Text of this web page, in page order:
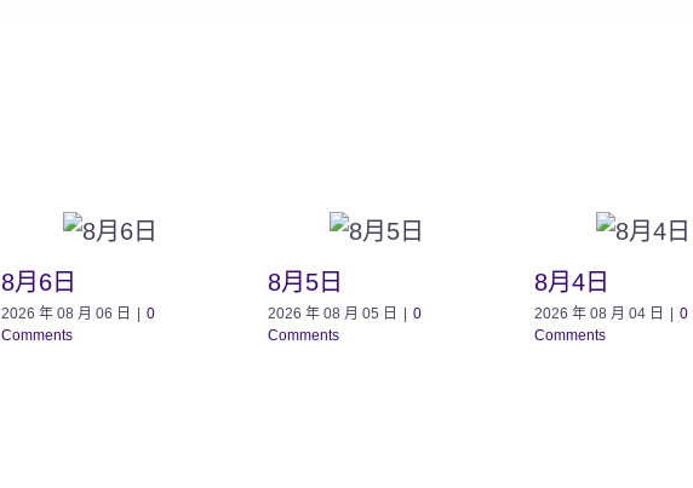
8月6日
2026 年 08 月 06 日
0
Comments
8月5日
2026 年 08 月 05 日
0
Comments
8月4日
2026 年 08 月 04 日
0
Comments